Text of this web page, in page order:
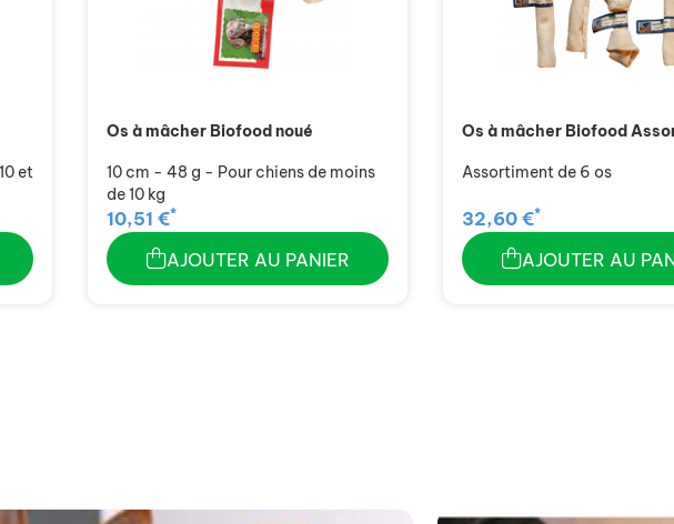
et
Os à mâcher Biofood noué
10 cm - 48 g - Pour chiens de moins
de 10 kg
10,51 €*
AJOUTER AU PANIER
Os à mâcher Biofood
Assortiment de 6 os
32,60 €*
AJOUTER AU